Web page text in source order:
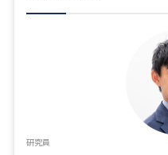
研究員